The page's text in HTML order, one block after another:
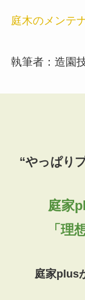
庭木のメンテ
執筆者：造園
“やっぱり
庭家
「理
庭家plus